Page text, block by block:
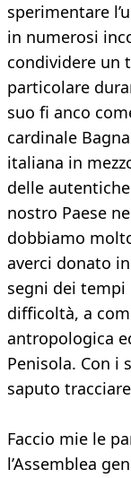
sperimentare
in numerosi
condividere un
particolare
suo fi anco
cardinale
italiana in
delle
nostro Paese
dobbiamo
averci donato
segni dei tempi
difficoltà, a
antropologica
Penisola. Con i
saputo
Faccio mie le
l’Assemblea